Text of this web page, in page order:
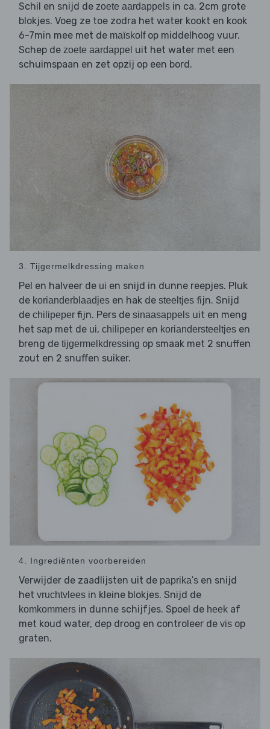
Schil en snijd de zoete aardappels in ca. 2cm grote
blokjes. Voeg ze toe zodra het water kookt en kook
6-7min mee met de maïskolfop middelhoog vuur.
Schep de zoete aardappel uit het water met een
schuimspaan en zet opzij op een bord.
3. Tijgermelkdressing maken
Pel en halveer de ui en snijd in dunne reepjes. Pluk
de korianderblaadjes en hak de steeltjes fijn. Snijd
de chilipeper fijn. Pers de sinaasappels uit en meng
het sap met de ui, chilipeper en koriandersteeltjes en
breng de tijgermelkdressing op smaak met 2 snuffen
zout en 2 snuffen suiker.
4. Ingrediënten voorbereiden
Verwijder de zaadlijsten uit de paprika's en snijd
het vruchtvlees in kleine blokjes. Snijd de
komkommers in dunne schijfjes. Spoel de heek af
met koud water, dep droog en controleer de vis op
graten.